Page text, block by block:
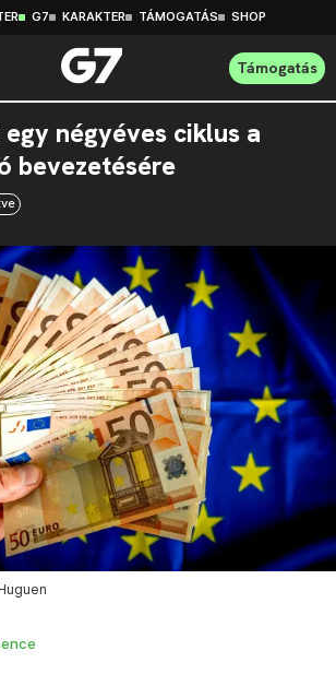
G7 KARAKTER TÁMOGATÁS SHOP
Támogatás
négyéves ciklus a
bevezetésére